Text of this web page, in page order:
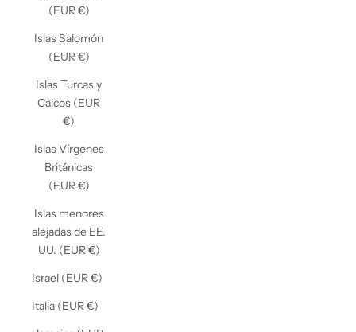
(EUR €)
Islas Salomón
(EUR €)
Islas Turcas y
Caicos (EUR
€)
Islas Vírgenes
Británicas
(EUR €)
Islas menores
alejadas de EE.
UU. (EUR €)
Israel (EUR €)
Italia (EUR €)